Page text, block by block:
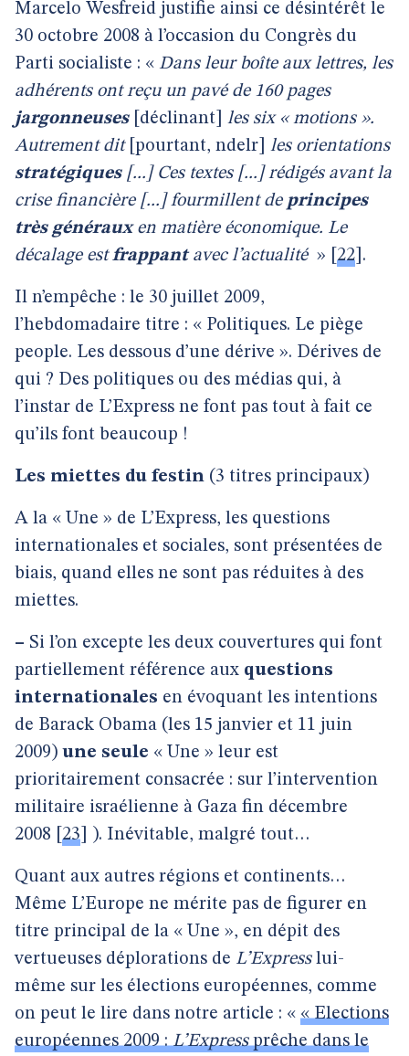
Marcelo Wesfreid justifie ainsi ce désintérêt le
30 octobre 2008 à l’occasion du Congrès du
Parti socialiste : « Dans leur boîte aux lettres, les
adhérents ont reçu un pavé de 160 pages
jargonneuses [déclinant]
les six « motions ».
Autrement dit [pourtant, ndelr]
les orientations
stratégiques [...] Ces textes [...] rédigés avant la
crise financière [...] fourmillent de principes
très généraux en matière économique. Le
décalage estfrappant avec l’actualité » 22 .
Il n’empêche : le 30 juillet 2009,
l’hebdomadaire titre : « Politiques. Le piège
people. Les dessous d’une dérive ». Dérives de
qui ? Des politiques ou des médias qui, à
l’instar de L’Express ne font pas tout à fait ce
qu’ils font beaucoup !
Les miettes du festin (3 titres principaux)
A la « Une » de L’Express, les questions
internationales et sociales, sont présentées de
biais, quand elles ne sont pas réduites à des
miettes.
– Si l’on excepte les deux couvertures qui font
partiellement référence aux questions
internationales en évoquant les intentions
de Barack Obama (les 15 janvier et 11 juin
2009) une seule « Une » leur est
prioritairement consacrée : sur l’intervention
militaire israélienne à Gaza fin décembre
2008
23 ). Inévitable, malgré tout…
Quant aux autres régions et continents…
Même L’Europe ne mérite pas de figurer en
titre principal de la « Une », en dépit des
vertueuses déplorations de L’Expresslui-
même sur les élections européennes, comme
on peut le lire dans notre article : « « Elections
européennes 2009 :L’Expressprêche dans le